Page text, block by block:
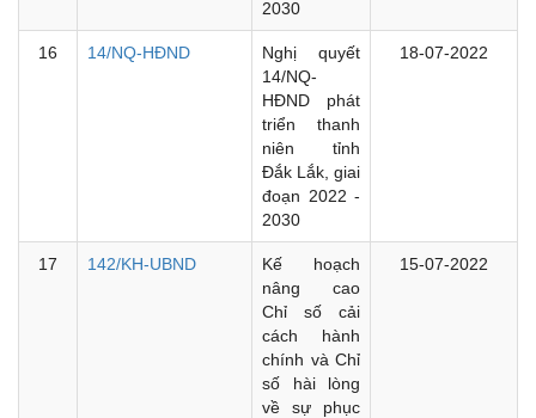
2030
16 14/NQ-HĐND
Nghị quyết
14/NQ-
HĐND phát
triển thanh
niên tỉnh
Đắk Lắk, giai
đoạn 2022 -
2030
18-07-2022
17 142/KH-UBND
Kế hoạch
nâng cao
Chỉ số cải
cách hành
chính và Chỉ
số hài lòng
về sự phục
15-07-2022